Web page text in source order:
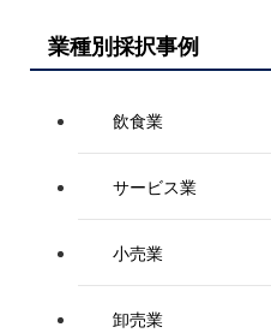
業種別採択事例
飲食業
サービス業
小売業
卸売業